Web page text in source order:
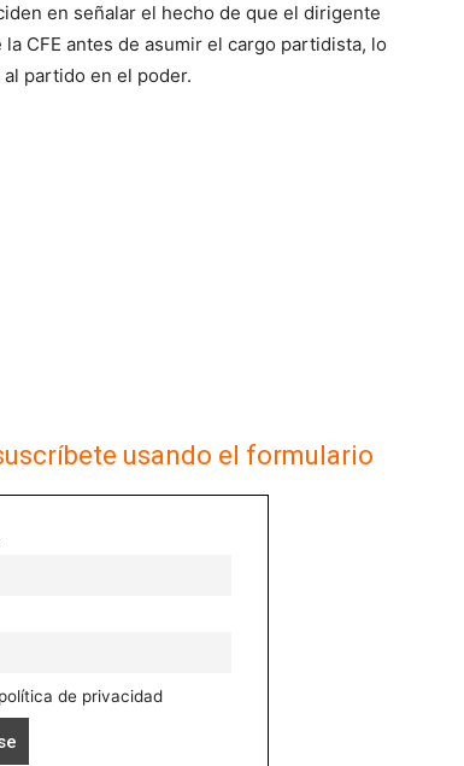
en señalar el hecho de que el dirigente
CFE antes de asumir el cargo partidista, lo
partido en el poder.
usando el formulario
de privacidad